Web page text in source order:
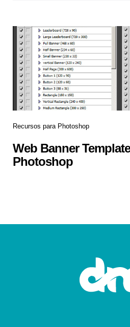
Recursos para Photoshop
Web Banner
Photoshop